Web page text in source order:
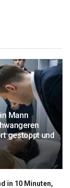
Mann
gestoppt und
in 10 Minuten,